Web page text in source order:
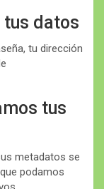
datos
tu dirección
tus
metadatos se
podamos